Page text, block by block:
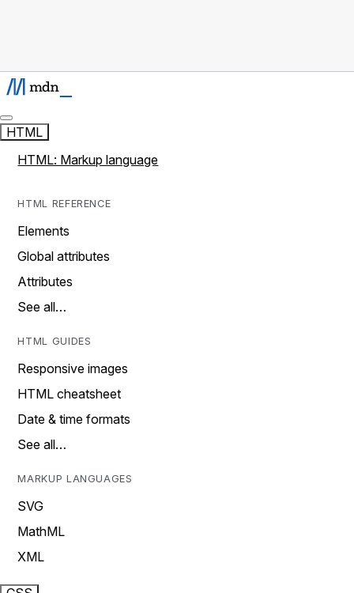
HTML
HTML: Markup language
HTML REFERENCE
Elements
Global attributes
Attributes
See all…
HTML GUIDES
Responsive images
HTML cheatsheet
Date & time formats
See all…
MARKUP LANGUAGES
SVG
MathML
XML